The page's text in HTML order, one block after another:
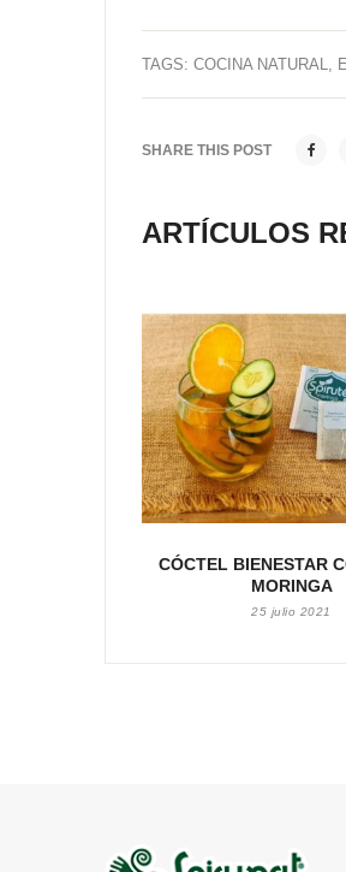
TAGS: COCINA NATURAL,
SHARE THIS POST
ARTÍCULOS
CÓCTEL BIENESTAR
MORINGA
25 julio 2021